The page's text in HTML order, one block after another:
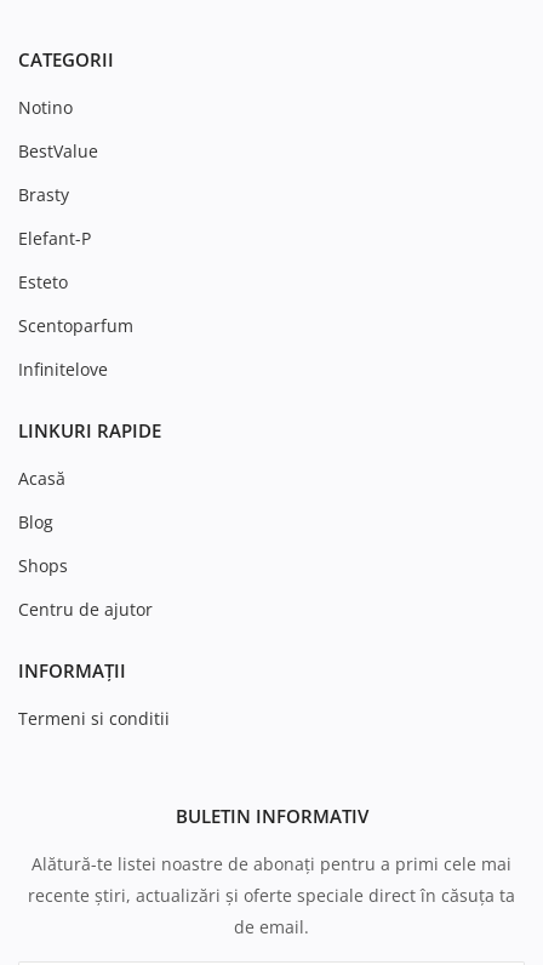
CATEGORII
Notino
BestValue
Brasty
Elefant-P
Esteto
Scentoparfum
Infinitelove
LINKURI RAPIDE
Acasă
Blog
Shops
Centru de ajutor
INFORMAȚII
Termeni si conditii
BULETIN INFORMATIV
Alătură-te listei noastre de abonați pentru a primi cele mai
recente știri, actualizări și oferte speciale direct în căsuța ta
de email.